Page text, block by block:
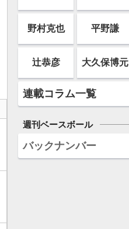
野村克也 平野謙
辻恭彦 大久保博元
連載コラム一覧
週刊ベースボール
バックナンバー